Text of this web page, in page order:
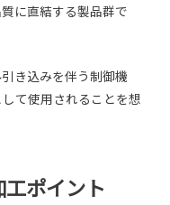
に直結する製品群で
き込みを伴う制御機
て使用されることを想
ポイント